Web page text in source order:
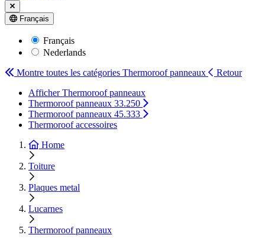
Français
Français
Nederlands
Montre toutes les catégories Thermoroof panneaux
Retour
Afficher Thermoroof panneaux
Thermoroof panneaux 33.250
Thermoroof panneaux 45.333
Thermoroof accessoires
Home
Toiture
Plaques metal
Lucarnes
Thermoroof panneaux